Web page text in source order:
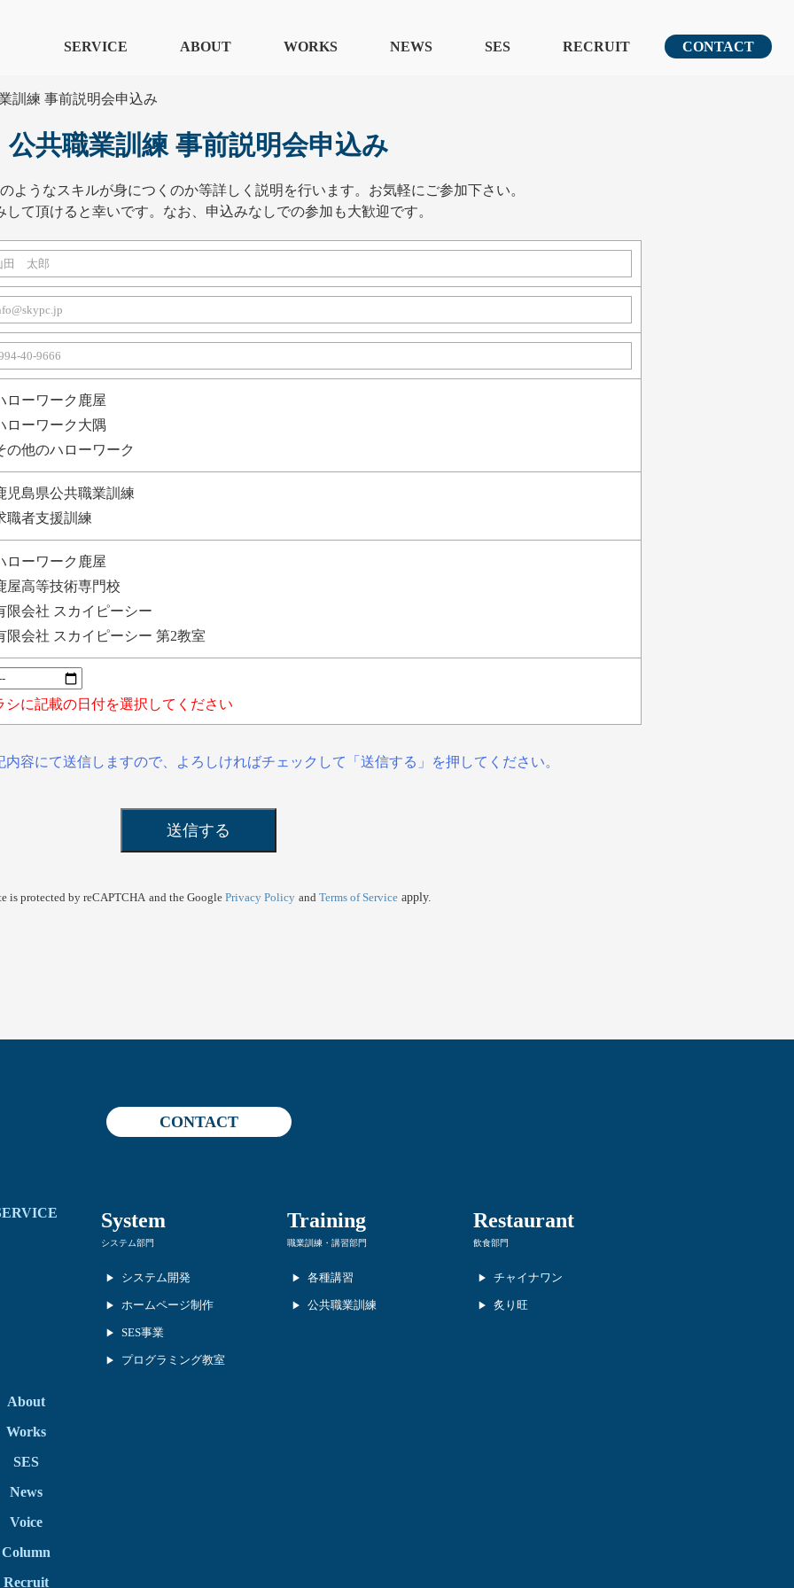
SERVICE ABOUT WORKS NEWS SES RECRUIT CONTACT
訓練 事前説明会申込み
公共職業訓練 事前説明会申込み
ようなスキルが身につくのか等詳しく説明を行います。お気軽にご参加下さい。
して頂けると幸いです。なお、申込みなしでの参加も大歓迎です。
ローワーク鹿屋
ローワーク大隅
の他のハローワーク
児島県公共職業訓練
職者支援訓練
ローワーク鹿屋
屋高等技術専門校
限会社 スカイピーシー
限会社 スカイピーシー 第2教室
に記載の日付を選択してください
内容にて送信しますので、 よろしければチェックして 「送信する」を押してください。
is protected by reCAPTCHA and the Google Privacy Policy and Terms of Serviceapply.
CONTACT
System
システム部門
システム開発
ホームページ制作
SES事業
プログラミング教室
Training
職業訓練・講習部門
各種講習
公共職業訓練
Restaurant
飲食部門
チャイナワン
炙り旺
About
Works
SES
News
Voice
Column
Recruit